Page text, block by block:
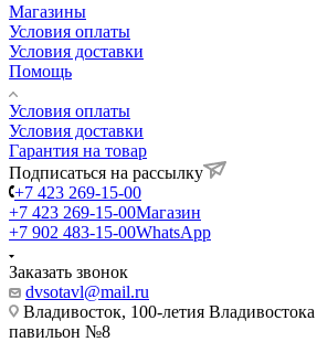
Магазины
Условия оплаты
Условия доставки
Помощь
Условия оплаты
Условия доставки
Гарантия на товар
Подписаться на рассылку
+7 423 269-15-00
+7 423 269-15-00Магазин
+7 902 483-15-00WhatsApp
Заказать звонок
dvsotavl@mail.ru
Владивосток, 100-летия
павильон №8